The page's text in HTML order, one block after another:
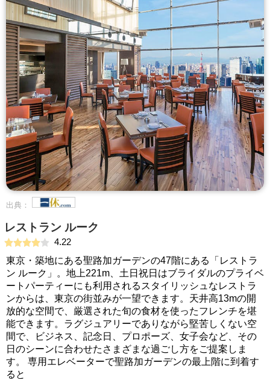
出典：
レストラン ルーク
4.22
東京・築地にある聖路加ガーデンの47階にある「レストラ
ン ルーク」。地上221m、土日祝日はブライダルのプライベ
ートパーティーにも利用されるスタイリッシュなレストラ
ンからは、東京の街並みが一望できます。天井高13mの開
放的な空間で、厳選された旬の食材を使ったフレンチを堪
能できます。ラグジュアリーでありながら堅苦しくない空
間で、ビジネス、記念日、プロポーズ、女子会など、その
日のシーンに合わせたさまざまな過ごし方をご提案しま
す。 専用エレベーターで聖路加ガーデンの最上階に到着す
ると